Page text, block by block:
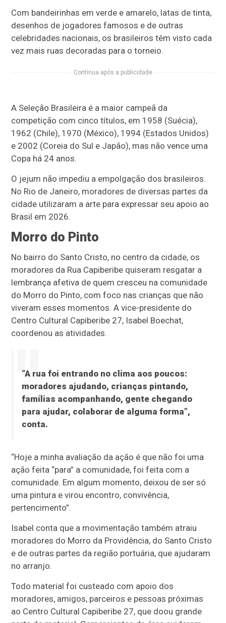
Com bandeirinhas em verde e amarelo, latas de tinta,
desenhos de jogadores famosos e de outras
celebridades nacionais, os brasileiros têm visto cada
vez mais ruas decoradas para o torneio.
Continua após a publicidade
A Seleção Brasileira é a maior campeã da
competição com cinco títulos, em 1958 (Suécia),
1962 (Chile), 1970 (México), 1994 (Estados Unidos)
e 2002 (Coreia do Sul e Japão), mas não vence uma
Copa há 24 anos.
O jejum não impediu a empolgação dos brasileiros.
No Rio de Janeiro, moradores de diversas partes da
cidade utilizaram a arte para expressar seu apoio ao
Brasil em 2026.
Morro do Pinto
No bairro do Santo Cristo, no centro da cidade, os
moradores da Rua Capiberibe quiseram resgatar a
lembrança afetiva de quem cresceu na comunidade
do Morro do Pinto, com foco nas crianças que não
viveram esses momentos. A vice-presidente do
Centro Cultural Capiberibe 27, Isabel Boechat,
coordenou as atividades.
“A rua foi entrando no clima aos poucos:
moradores ajudando, crianças pintando,
famílias acompanhando, gente chegando
para ajudar, colaborar de alguma forma”,
conta.
“Hoje a minha avaliação da ação é que não foi uma
ação feita “para” a comunidade, foi feita com a
comunidade. Em algum momento, deixou de ser só
uma pintura e virou encontro, convivência,
pertencimento”.
Isabel conta que a movimentação também atraiu
moradores do Morro da Providência, do Santo Cristo
e de outras partes da região portuária, que ajudaram
no arranjo.
Todo material foi custeado com apoio dos
moradores, amigos, parceiros e pessoas próximas
ao Centro Cultural Capiberibe 27, que doou grande